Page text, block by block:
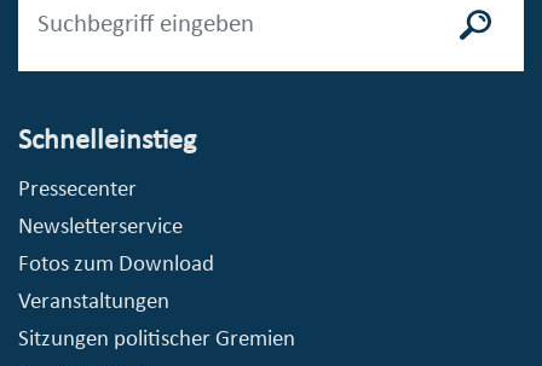
Schnelleinstieg
Pressecenter
Newsletterservice
Fotos zum Download
Veranstaltungen
Sitzungen politischer Gremien